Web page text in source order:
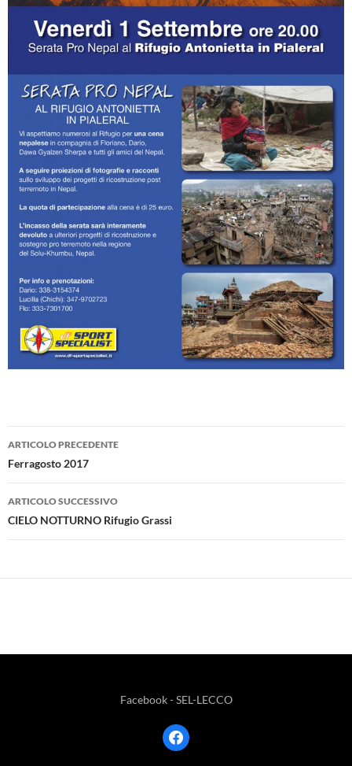
Navigazione
articolo
ARTICOLO PRECEDENTE
Ferragosto 2017
ARTICOLO SUCCESSIVO
CIELO NOTTURNO Rifugio Grassi
Facebook - SEL-LECCO
facebook